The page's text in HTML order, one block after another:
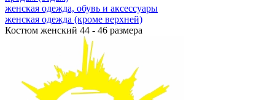
женская одежда, обувь и аксессуары
женская одежда (кроме верхней)
Костюм женский 44 - 46 размера